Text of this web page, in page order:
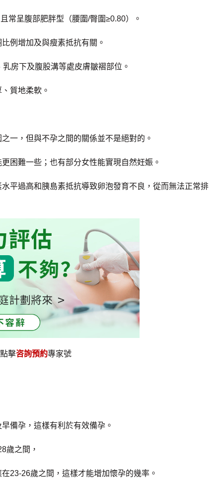
呈腹部肥胖型（腰圍/臀圍≥0.80）。
例增加及與瘦素抵抗有關。
房下及腹股溝等處皮膚皺褶部位。
質地柔軟。
一，但與不孕之間的關係並不是絕對的。
難一些；也有部分女性能實現自然妊娠。
過高和胰島素抵抗導致卵泡發育不良，從而無法正常排
擊咨詢預約專家號
備孕，這樣有利於有效備孕。
之間，
26歲之間，這樣才能增加懷孕的幾率。